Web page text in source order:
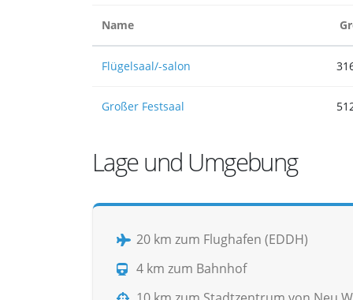
Name
Flügelsaal/-salon
Großer Festsaal
Lage und Umgebung
20 km zum Flughafen (EDDH)
4 km zum Bahnhof